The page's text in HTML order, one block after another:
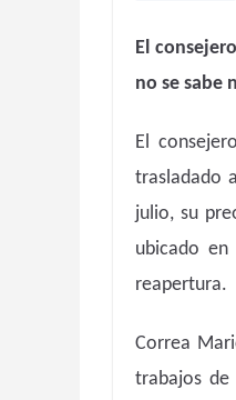
El
no se sabe
El
trasladado
julio, su
ubicado
reapertura.
Correa
trabajos de